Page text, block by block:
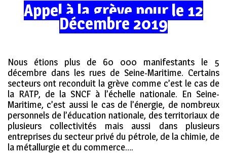
Appel à la grève pour le 12
Décembre 2019
Nous étions plus de 60 000 manifestants le 5
décembre dans les rues de Seine-Maritime. Certains
secteurs ont reconduit la grève comme c’est le cas de
la RATP, de la SNCF à l’échelle nationale. En Seine-
Maritime, c’est aussi le cas de l’énergie, de nombreux
personnels de l’éducation nationale, des territoriaux de
plusieurs collectivités mais aussi dans plusieurs
entreprises du secteur privé du pétrole, de la chimie, de
la métallurgie et du commerce….